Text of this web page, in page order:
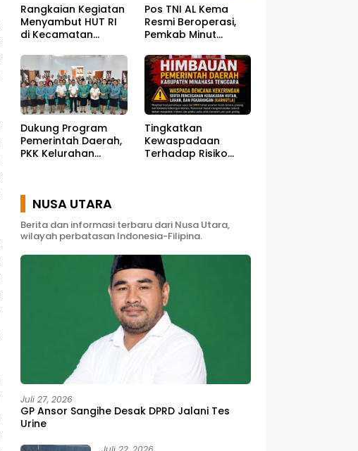
Rangkaian Kegiatan
Menyambut HUT RI
di Kecamatan
Buka
Pos TNI AL Kema
Resmi Beroperasi,
Pemkab Minut
Perlindungan
Nelayan Meningkat
Dukung Program
Pemerintah Daerah,
PKK Kelurahan
Pemberdayaan
Masyarakat
Tingkatkan
Kewaspadaan
Terhadap Risiko
NUSA UTARA
Berita dan informasi terbaru dari Nusa Utara,
wilayah perbatasan Indonesia-Filipina.
Juli 27, 2026
GP Ansor Sangihe Desak DPRD Jalani Tes
Urine